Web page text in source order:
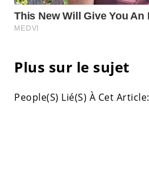
Plus sur le sujet
People(S) Lié(S) À Cet Article: